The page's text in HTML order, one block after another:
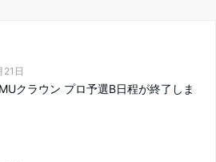
21日
クラウン プロ予選B日程が終了しま